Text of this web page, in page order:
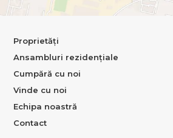
Proprietăți
Ansambluri rezidențiale
Cumpără cu noi
Vinde cu noi
Echipa noastră
Contact